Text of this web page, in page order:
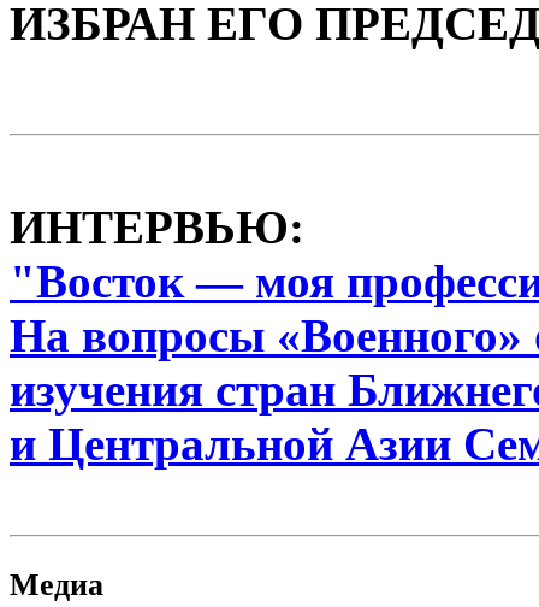
ИЗБРАН ЕГО
ИНТЕРВЬЮ:
"Восток — моя
На вопросы «Военного»
изучения стран
и Центральной Азии
Медиа